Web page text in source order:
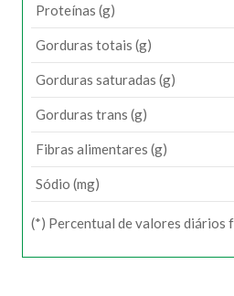
Proteínas (g)
Gorduras totais (g)
Gorduras saturadas (g)
Gorduras trans (g)
Fibras alimentares (g)
Sódio (mg)
(*) Percentual de valores diários